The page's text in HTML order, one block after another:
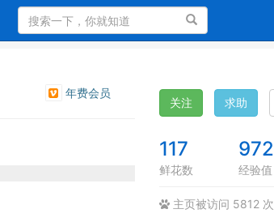
搜索
年费会员
关注 求助
117
鲜花数
972
经验值
主页被访问 5812 次